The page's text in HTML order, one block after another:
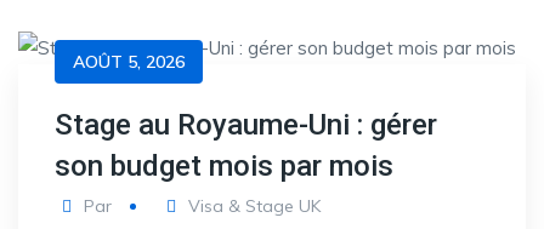
AOÛT 5, 2026
Stage au Royaume-Uni : gérer
son budget mois par mois
Par Visa & Stage UK